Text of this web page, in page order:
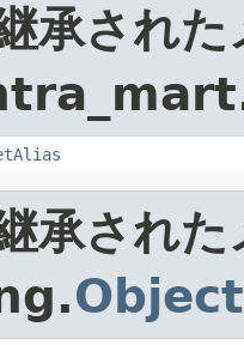
承された
承された
Object